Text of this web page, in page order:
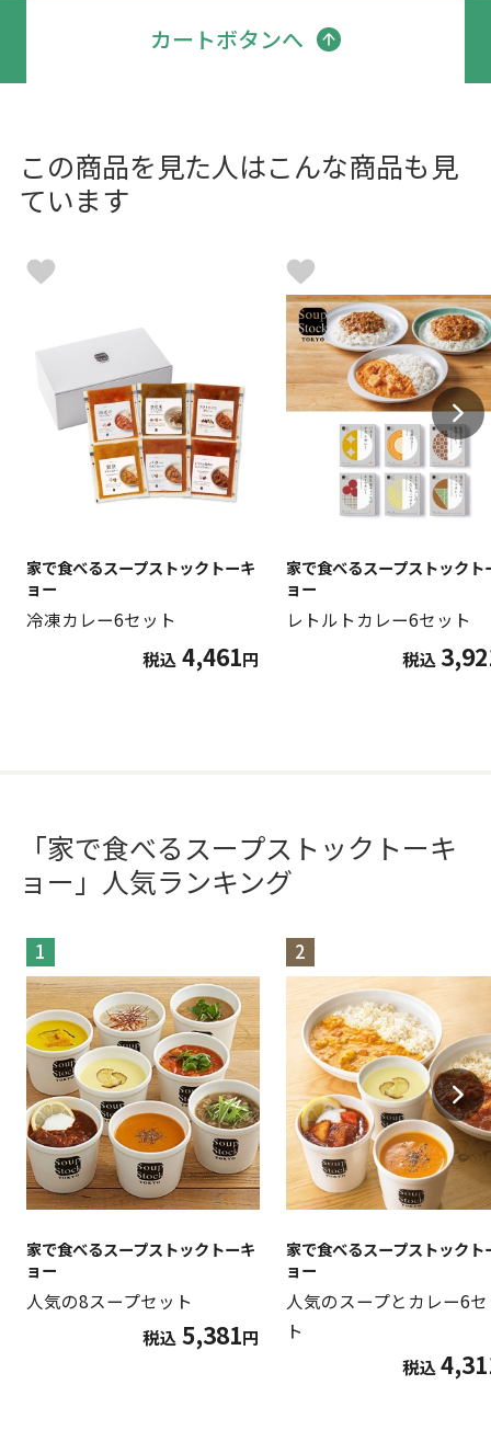
カートボタンへ
この商品を見た人はこんな商品も見
ています
家で食べるスープストックトーキ
ョー
冷凍カレー6セット
税込 4,461円
家で食べるスープストックト
ョー
レトルトカレー6セット
税込
「家で食べるスープストックトーキ
ョー」人気ランキング
1
家で食べるスープストックトーキ
ョー
人気の8スープセット
税込 5,381円
2
家で食べるスープストックト
ョー
人気のスープとカレー6
ト
税込